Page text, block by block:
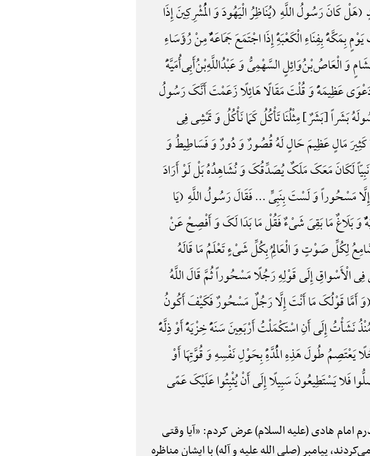
کَانَ رَسُولُ اللَّهِ (یُنَاظِرُ الْیَهُودَ وَ الْمُشْرِکِینَ إِذَا
بِمَکَّهًَْ بِفِنَاءِ الْکَعْبَهًِْ إِذَا اجْتَمَعَ جَمَاعَهًٌْ مِنْ رُؤَسَاءِ
وَ الْعَاصُ‌بْنُ‌وَائِلٍ السَّهْمِیُّ وَ عَبْدُاللَّهِ‌بْنُ‌أَبِی‌أُمَیَّهًَْ
دَعْوَی عَظِیمَهًًْ وَ قُلْتَ مَقَالًا هَائِلًا زَعَمْتَ أَنَّکَ رَسُولُ
بَشَراً {بَشَرٌ} مِثْلُنَا تَأْکُلُ کَمَا نَأْکُلُ وَ تَمْشِی فِی
کَثِیرَ مَالٍ عَظِیمَ حَالٍ لَهُ قُصُورٌ وَ دُورٌ وَ فَسَاطِیطُ وَ
لَکَانَ مَعَکَ مَلَکٌ یُصَدِّقُکَ وَ نُشَاهِدُهُ بَلْ لَوْ أَرَادَ
(إِلَّا مَسْحُوراً وَ لَسْتَ بِنَبِیٍّ ... فَقَالَ رَسُولُ اللَّهِ (یَا
وَ بَلَاغٌ مَا بَقِیَ شَیْءٌ فَقُلْ مَا بَدَا لَکَ وَ أَفْصِحْ عَنْ
لِکُلِّ صَوْتٍ وَ الْعَالِمُ بِکُلِّ شَیْءٍ تَعْلَمُ مَا قَالَهُ
فِی الْأَسْواقِ إِلَی قَوْلِهِ رَجُلًا مَسْحُوراً ثُمَّ قَالَ اللَّهُ
(وَ أَمَّا قَوْلُکَ مَا أَنْتَ إِلَّا رَجُلٌ مَسْحُورٌ فَکَیْفَ أَکُونُ
نَشَأْتُ إِلَی أَنِ اسْتَکْمَلْتُ أَرْبَعِینَ سَنَهًًْ خِزْیَهًًْ أَوْ ذِلَّهًًْ
یَعْتَصِمُ طُولَ هَذِهِ الْمُدَّهًِْ بِحَوْلِ نَفْسِهِ وَ قُوَّتِهَا أَوْ
فَلا یَسْتَطِیعُونَ سَبِیلًا إِلَی أَنْ یُثْبِتُوا عَلَیْکَ عَمًی
امام هادی (علیه السلام) عرض کردم: «آیا وقتی
پیامبر (صلی الله علیه و آله) با ایشان مناظره